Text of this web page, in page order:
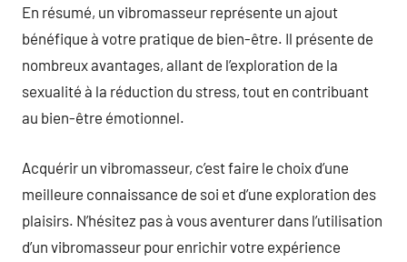
En résumé, un vibromasseur représente un ajout
bénéfique à votre pratique de bien-être. Il présente de
nombreux avantages, allant de l’exploration de la
sexualité à la réduction du stress, tout en contribuant
au bien-être émotionnel.
Acquérir un vibromasseur, c’est faire le choix d’une
meilleure connaissance de soi et d’une exploration des
plaisirs. N’hésitez pas à vous aventurer dans l’utilisation
d’un vibromasseur pour enrichir votre expérience